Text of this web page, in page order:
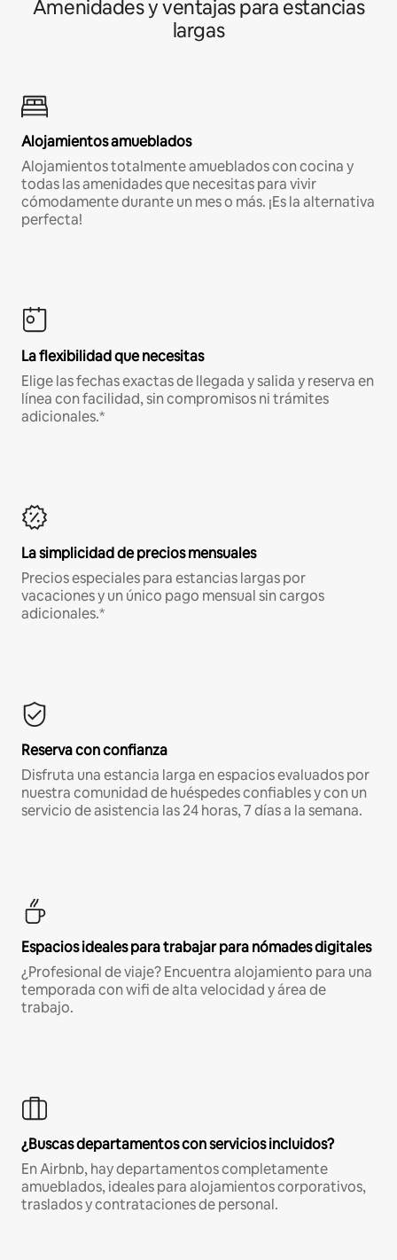
Amenidades y ventajas para estancias
largas
Alojamientos amueblados
Alojamientos totalmente amueblados con cocina y
todas las amenidades que necesitas para vivir
cómodamente durante un mes o más. ¡Es la alternativa
perfecta!
La flexibilidad que necesitas
Elige las fechas exactas de llegada y salida y reserva en
línea con facilidad, sin compromisos ni trámites
adicionales.*
La simplicidad de precios mensuales
Precios especiales para estancias largas por
vacaciones y un único pago mensual sin cargos
adicionales.*
Reserva con confianza
Disfruta una estancia larga en espacios evaluados por
nuestra comunidad de huéspedes confiables y con un
servicio de asistencia las 24 horas, 7 días a la semana.
Espacios ideales para trabajar para nómades digitales
¿Profesional de viaje? Encuentra alojamiento para una
temporada con wifi de alta velocidad y área de
trabajo.
¿Buscas departamentos con servicios incluidos?
En Airbnb, hay departamentos completamente
amueblados, ideales para alojamientos corporativos,
traslados y contrataciones de personal.